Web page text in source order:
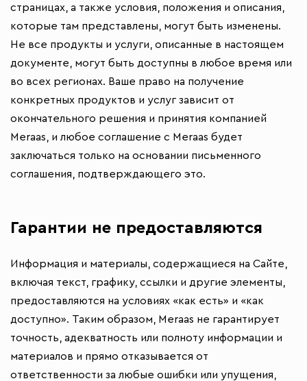
страницах, а также условия, положения и описания,
которые там представлены, могут быть изменены.
Не все продукты и услуги, описанные в настоящем
документе, могут быть доступны в любое время или
во всех регионах. Ваше право на получение
конкретных продуктов и услуг зависит от
окончательного решения и принятия компанией
Meraas, и любое соглашение с Meraas будет
заключаться только на основании письменного
соглашения, подтверждающего это.
Гарантии не предоставляются
Информация и материалы, содержащиеся на Сайте,
включая текст, графику, ссылки и другие элементы,
предоставляются на условиях «как есть» и «как
доступно». Таким образом, Meraas не гарантирует
точность, адекватность или полноту информации и
материалов и прямо отказывается от
ответственности за любые ошибки или упущения,